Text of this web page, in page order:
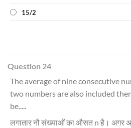
15/2
Question 24
The average of nine consecutive
two numbers are also included
be.....
लगातार नौ संख्याओं का औसत n है। अगर